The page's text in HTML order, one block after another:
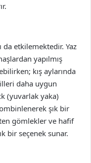
da etkilemektedir. Yaz
yapılmış
kış aylarında
daha uygun
(yuvarlak yaka)
şık bir
gömlekler ve hafif
bir seçenek sunar.